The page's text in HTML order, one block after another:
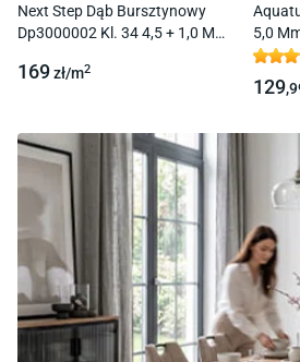
Next Step Dąb Bursztynowy
Dp3000002 Kl. 34 4,5 + 1,0 Mm
169zł/m2
5,0
129